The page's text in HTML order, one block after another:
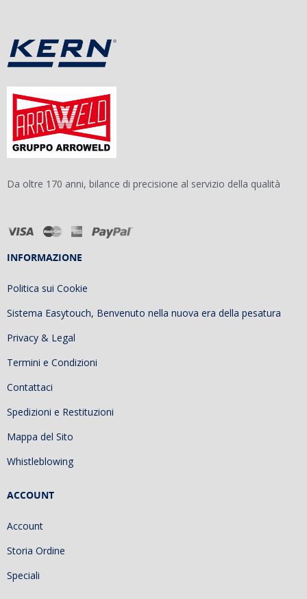
Da oltre 170 anni, bilance di precisione al servizio della qualità
INFORMAZIONE
Politica sui Cookie
Sistema Easytouch, Benvenuto nella nuova era della pesatura
Privacy & Legal
Termini e Condizioni
Contattaci
Spedizioni e Restituzioni
Mappa del Sito
Whistleblowing
ACCOUNT
Account
Storia Ordine
Speciali